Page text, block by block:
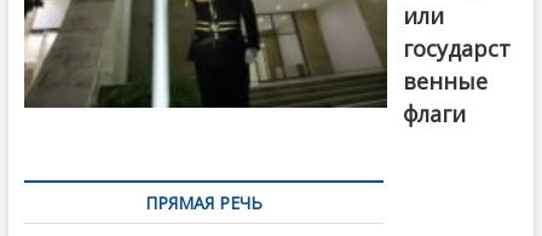
или
государст
венные
флаги
ПРЯМАЯ РЕЧЬ